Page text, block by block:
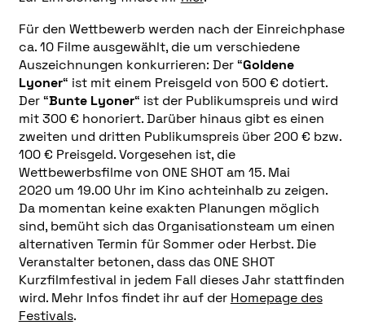
Für den Wettbewerb werden nach der Einreichphase
ca. 10 Filme ausgewählt, die um verschiedene
Auszeichnungen konkurrieren: Der “Goldene
Lyoner“ ist mit einem Preisgeld von 500 € dotiert.
Der “Bunte Lyoner“ ist der Publikumspreis und wird
mit 300 € honoriert. Darüber hinaus gibt es einen
zweiten und dritten Publikumspreis über 200 € bzw.
100 € Preisgeld. Vorgesehen ist, die
Wettbewerbsfilme von ONE SHOT am 15. Mai
2020 um 19.00 Uhr im Kino achteinhalb zu zeigen.
Da momentan keine exakten Planungen möglich
sind, bemüht sich das Organisationsteam um einen
alternativen Termin für Sommer oder Herbst. Die
Veranstalter betonen, dass das ONE SHOT
Kurzfilmfestival in jedem Fall dieses Jahr stattfinden
wird. Mehr Infos findet ihr auf der Homepage des
Festivals.